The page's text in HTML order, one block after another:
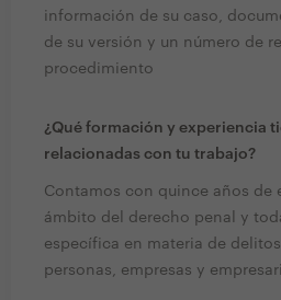
información de su caso,
de su versión y un número de
procedimiento
¿Qué formación y experiencia
relacionadas con tu trabajo?
Contamos con quince años de
ámbito del derecho penal y
específica en materia de
personas, empresas y